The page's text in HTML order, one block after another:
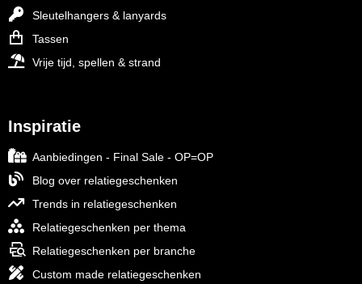
Sleutelhangers & lanyards
Tassen
Vrije tijd, spellen & strand
Inspiratie
Aanbiedingen - Final Sale - OP=OP
Blog over relatiegeschenken
Trends in relatiegeschenken
Relatiegeschenken per thema
Relatiegeschenken per branche
Custom made relatiegeschenken